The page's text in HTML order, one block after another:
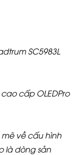
SC5983L
cấp OLEDPro
về cấu hình
là dòng sản